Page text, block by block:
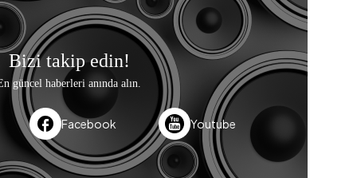
Bizi takip edin!
güncel haberleri anında alın.
Facebook Youtube